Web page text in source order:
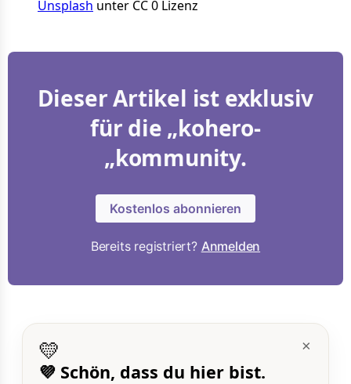
Unsplash unter CC 0 Lizenz
Dieser Artikel ist exklusiv
für die „kohero-
„kommunity.
Kostenlos abonnieren
Bereits registriert? Anmelden
×
💛
💜 Schön, dass du hier bist.